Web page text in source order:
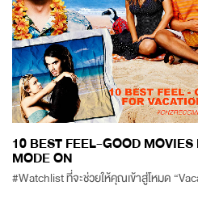
10 BEST FEEL-GOOD
MODE ON
#Watchlist ที่จะช่วยให้คุณเข้าสู่โหมด